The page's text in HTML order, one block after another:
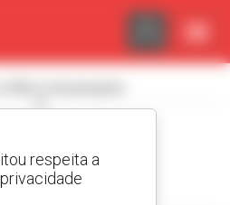
respeita a